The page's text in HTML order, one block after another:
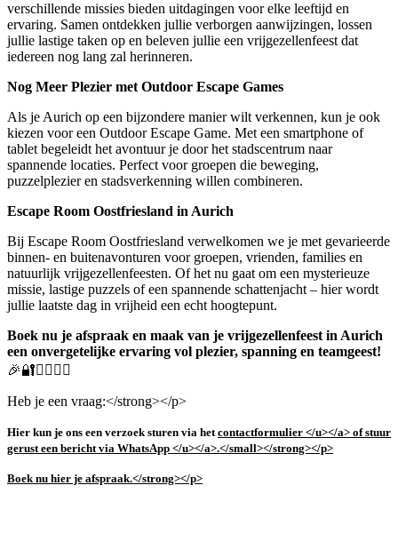
verschillende missies bieden uitdagingen voor elke leeftijd en
ervaring. Samen ontdekken jullie verborgen aanwijzingen, lossen
jullie lastige taken op en beleven jullie een vrijgezellenfeest dat
iedereen nog lang zal herinneren.
Nog Meer Plezier met Outdoor Escape Games
Als je Aurich op een bijzondere manier wilt verkennen, kun je ook
kiezen voor een Outdoor Escape Game. Met een smartphone of
tablet begeleidt het avontuur je door het stadscentrum naar
spannende locaties. Perfect voor groepen die beweging,
puzzelplezier en stadsverkenning willen combineren.
Escape Room Oostfriesland in Aurich
Bij Escape Room Oostfriesland verwelkomen we je met gevarieerde
binnen- en buitenavonturen voor groepen, vrienden, families en
natuurlijk vrijgezellenfeesten. Of het nu gaat om een mysterieuze
missie, lastige puzzels of een spannende schattenjacht – hier wordt
jullie laatste dag in vrijheid een echt hoogtepunt.
Boek nu je afspraak en maak van je vrijgezellenfeest in Aurich
een onvergetelijke ervaring vol plezier, spanning en teamgeest!
🎉🔐🕵️‍♀️🕵️‍♂️
Heb je een vraag:</strong></p>
Hier kun je ons een verzoek sturen via hetcontactformulier </u></a> of stuur
gerust een bericht via WhatsApp </u></a>.</small></strong></p>
Boek nu hier je afspraak.</strong></p>